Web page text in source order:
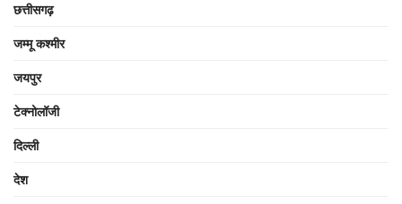
छत्तीसगढ़
जम्मू कश्मीर
जयपुर
टेक्नोलॉजी
दिल्ली
देश